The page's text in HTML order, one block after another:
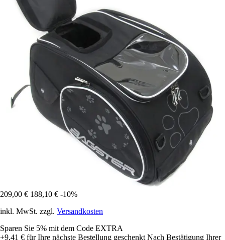
209,00 € 188,10 € -10%
inkl. MwSt. zzgl. Versandkosten
Sparen Sie 5% mit dem Code EXTRA
+9,41 € für Ihre nächste Bestellung geschenkt Nach Bestätigung Ihrer